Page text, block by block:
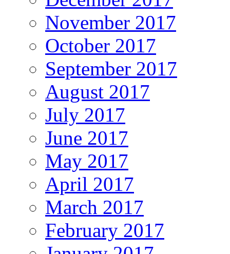
November 2017
October 2017
September 2017
August 2017
July 2017
June 2017
May 2017
April 2017
March 2017
February 2017